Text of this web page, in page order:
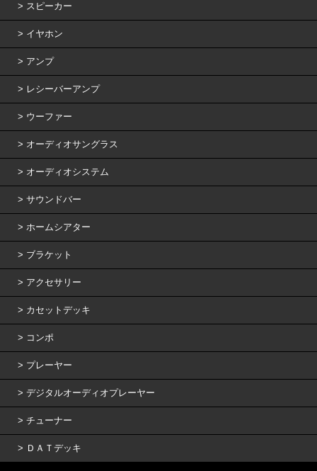
スピーカー
イヤホン
アンプ
レシーバーアンプ
ウーファー
オーディオサングラス
オーディオシステム
サウンドバー
ホームシアター
ブラケット
アクセサリー
カセットデッキ
コンポ
プレーヤー
デジタルオーディオプレーヤー
チューナー
ＤＡＴデッキ